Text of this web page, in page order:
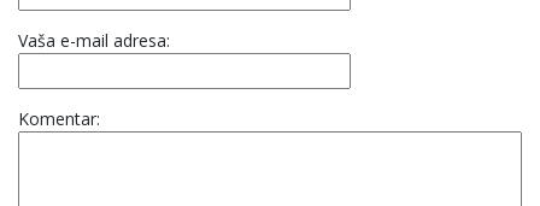
Vaša e-mail adresa:
Komentar: